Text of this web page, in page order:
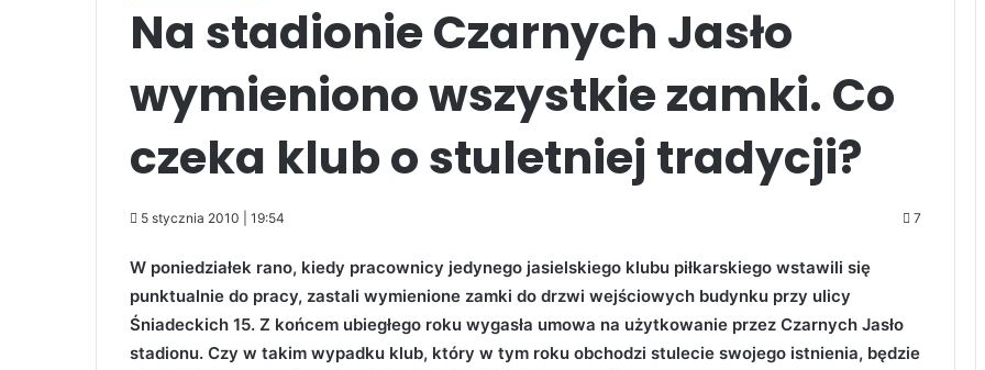
Na stadionie Czarnych Jasło
wymieniono wszystkie zamki. Co
czeka klub o stuletniej tradycji?
5 stycznia 2010 | 19:54 7
W poniedziałek rano, kiedy pracownicy jedynego jasielskiego klubu piłkarskiego wstawili się
punktualnie do pracy, zastali wymienione zamki do drzwi wejściowych budynku przy ulicy
Śniadeckich 15. Z końcem ubiegłego roku wygasła umowa na użytkowanie przez Czarnych Jasło
stadionu. Czy w takim wypadku klub, który w tym roku obchodzi stulecie swojego istnienia, będzie